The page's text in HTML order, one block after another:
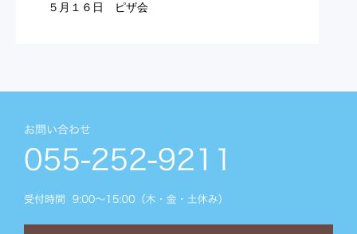
５月１６日 ピザ会